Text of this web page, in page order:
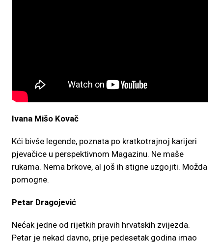
Ivana Mišo Kovač
Kći bivše legende, poznata po kratkotrajnoj karijeri
pjevačice u perspektivnom Magazinu. Ne maše
rukama. Nema brkove, al još ih stigne uzgojiti. Možda
pomogne.
Petar Dragojević
Nećak jedne od rijetkih pravih hrvatskih zvijezda.
Petar je nekad davno, prije pedesetak godina imao